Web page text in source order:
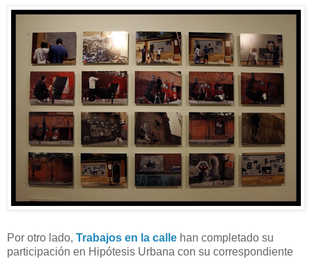
Por otro lado, Trabajos en la calle han completado su
participación en Hipótesis Urbana con su correspondiente